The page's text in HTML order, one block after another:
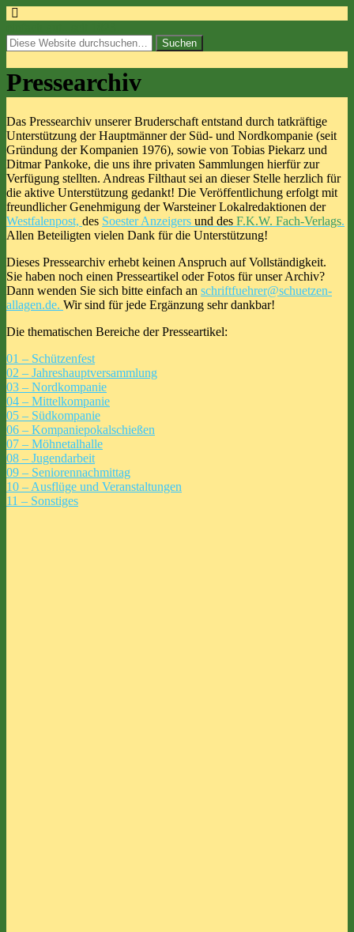
Pressearchiv
Das Pressearchiv unserer Bruderschaft entstand durch tatkräftige
Unterstützung der Hauptmänner der Süd- und Nordkompanie (seit
Gründung der Kompanien 1976), sowie von Tobias Piekarz und
Ditmar Pankoke, die uns ihre privaten Sammlungen hierfür zur
Verfügung stellten. Andreas Filthaut sei an dieser Stelle herzlich für
die aktive Unterstützung gedankt! Die Veröffentlichung erfolgt mit
freundlicher Genehmigung der Warsteiner Lokalredaktionen der
Westfalenpost, des Soester Anzeigers und des F.K.W. Fach-Verlags.
Allen Beteiligten vielen Dank für die Unterstützung!
Dieses Pressearchiv erhebt keinen Anspruch auf Vollständigkeit.
Sie haben noch einen Presseartikel oder Fotos für unser Archiv?
Dann wenden Sie sich bitte einfach an schriftfuehrer@schuetzen-
allagen.de. Wir sind für jede Ergänzung sehr dankbar!
Die thematischen Bereiche der Presseartikel:
01 – Schützenfest
02 – Jahreshauptversammlung
03 – Nordkompanie
04 – Mittelkompanie
05 – Südkompanie
06 – Kompaniepokalschießen
07 – Möhnetalhalle
08 – Jugendarbeit
09 – Seniorennachmittag
10 – Ausflüge und Veranstaltungen
11 – Sonstiges